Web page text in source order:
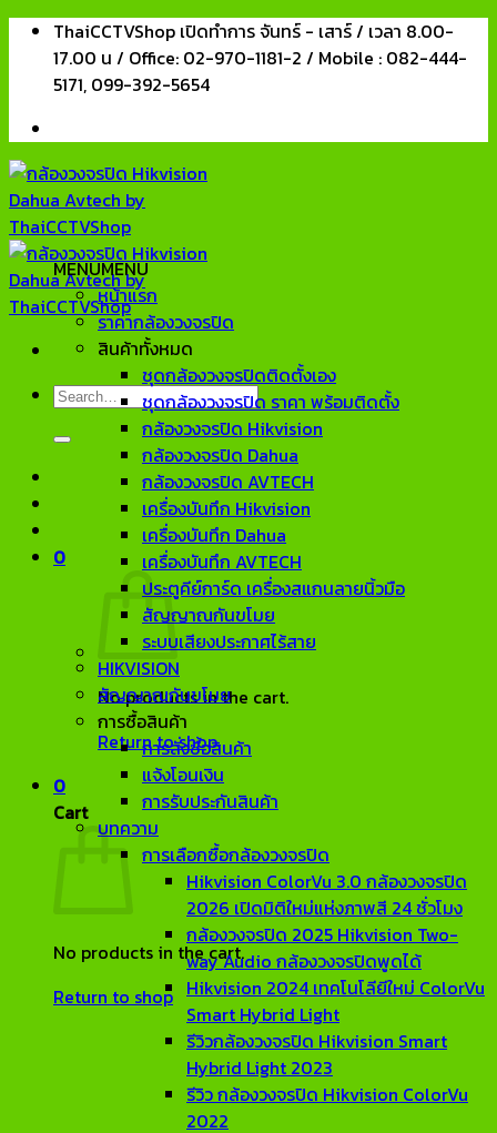
Skip
content
ThaiCCTVShop เปิดทำการ จันทร์ - เสาร์ / เวลา 8.00-
17.00 น / Office: 02-970-1181-2 / Mobile : 082-444-
5171, 099-392-5654
Search
0
No products in the cart.
Return to shop
0
Cart
No products in the cart.
Return to shop
MENUMENU
หน้าแรก
ราคากล้องวงจรปิด
สินค้าทั้งหมด
ชุดกล้องวงจรปิดติดตั้งเอง
ชุดกล้องวงจรปิด ราคา พร้อมติดตั้ง
กล้องวงจรปิด Hikvision
กล้องวงจรปิด Dahua
กล้องวงจรปิด AVTECH
เครื่องบันทึก Hikvision
เครื่องบันทึก Dahua
เครื่องบันทึก AVTECH
ประตูคีย์การ์ด เครื่องสแกนลายนิ้วมือ
สัญญาณกันขโมย
ระบบเสียงประกาศไร้สาย
HIKVISION
สัญญาณกันขโมย
การซื้อสินค้า
การสั่งซื้อสินค้า
แจ้งโอนเงิน
การรับประกันสินค้า
บทความ
การเลือกซื้อกล้องวงจรปิด
Hikvision ColorVu 3.0 กล้องวงจรปิด
2026 เปิดมิติใหม่แห่งภาพสี 24 ชั่วโมง
กล้องวงจรปิด 2025 Hikvision Two-
way Audio กล้องวงจรปิดพูดได้
Hikvision 2024 เทคโนโลียีใหม่ ColorVu
Smart Hybrid Light
รีวิวกล้องวงจรปิด Hikvision Smart
Hybrid Light 2023
รีวิว กล้องวงจรปิด Hikvision ColorVu
2022